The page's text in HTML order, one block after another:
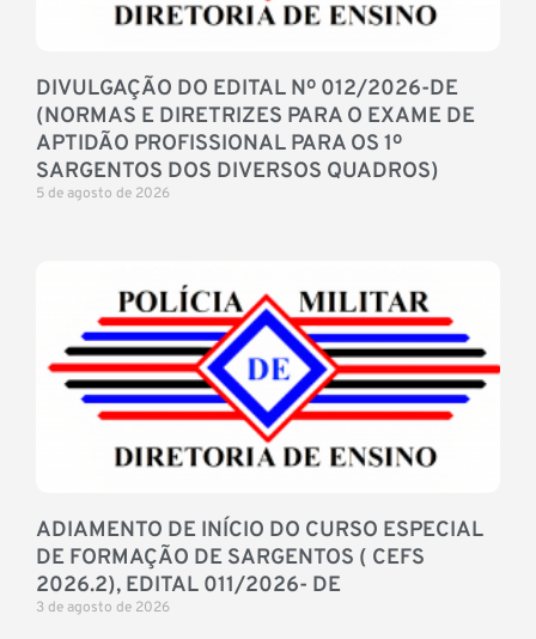
DIVULGAÇÃO DO EDITAL Nº 012/2026-DE
(NORMAS E DIRETRIZES PARA O EXAME DE
APTIDÃO PROFISSIONAL PARA OS 1º
SARGENTOS DOS DIVERSOS QUADROS)
5 de agosto de 2026
ADIAMENTO DE INÍCIO DO CURSO ESPECIAL
DE FORMAÇÃO DE SARGENTOS ( CEFS
2026.2), EDITAL 011/2026- DE
3 de agosto de 2026